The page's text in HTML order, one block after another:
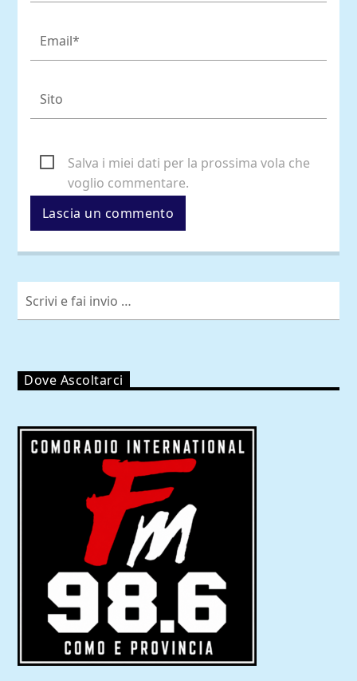
Salva i miei dati per la prossima vola che
voglio commentare.
Dove Ascoltarci